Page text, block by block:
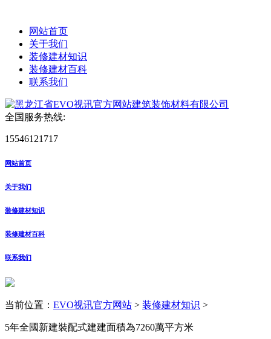
网站首页
关于我们
装修建材知识
装修建材百科
联系我们
全国服务热线:
15546121717
网站首页
关于我们
装修建材知识
装修建材百科
联系我们
当前位置： EVO视讯官方网站 > 装修建材知识 >
5年全國新建裝配式建建面積為7260萬平方米